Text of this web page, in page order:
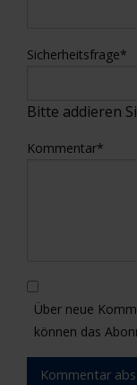
Sicherheitsfrage*
Bitte addieren
Kommentar*
Über neue
können das
Kommentar